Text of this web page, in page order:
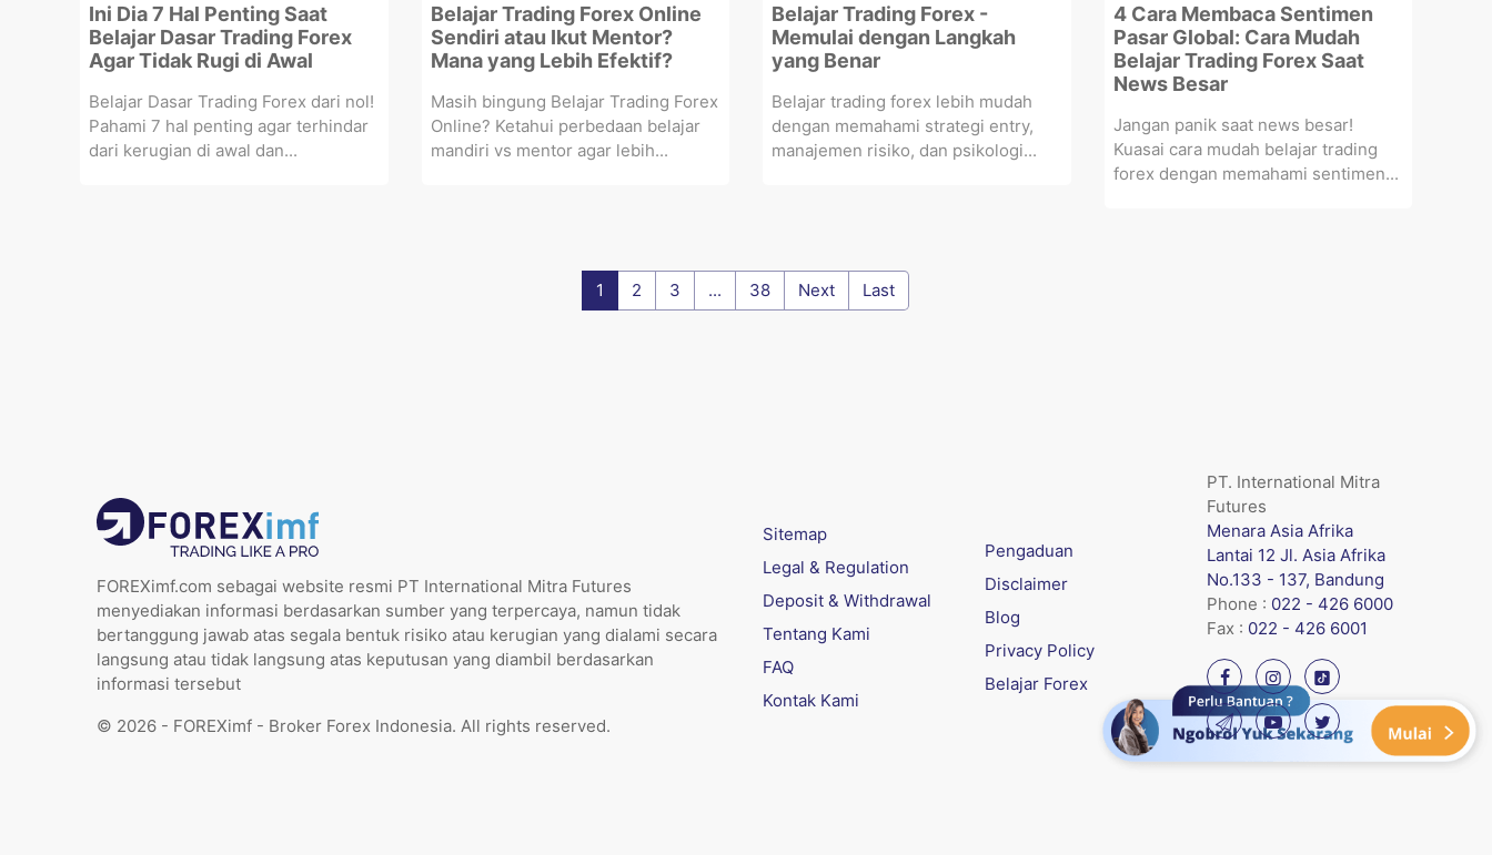
Ini Dia 7 Hal Penting Saat
Belajar Dasar Trading Forex
Agar Tidak Rugi di Awal
Belajar Dasar Trading Forex dari nol!
Pahami 7 hal penting agar terhindar
dari kerugian di awal dan...
Belajar Trading Forex Online
Sendiri atau Ikut Mentor?
Mana yang Lebih Efektif?
Masih bingung Belajar Trading Forex
Online? Ketahui perbedaan belajar
mandiri vs mentor agar lebih...
Belajar Trading Forex -
Memulai dengan Langkah
yang Benar
Belajar trading forex lebih mudah
dengan memahami strategi entry,
manajemen risiko, dan psikologi...
4 Cara Membaca Sentimen
Pasar Global: Cara Mudah
Belajar Trading Forex Saat
News Besar
Jangan panik saat news besar!
Kuasai cara mudah belajar trading
forex dengan memahami sentimen...
1 2 3 ... 38 Next Last
FOREXimf.com sebagai website resmi PT International Mitra Futures
menyediakan informasi berdasarkan sumber yang terpercaya, namun tidak
bertanggung jawab atas segala bentuk risiko atau kerugian yang dialami secara
langsung atau tidak langsung atas keputusan yang diambil berdasarkan
informasi tersebut
© 2026 - FOREXimf - Broker Forex Indonesia. All rights reserved.
Sitemap
Legal & Regulation
Deposit & Withdrawal
Tentang Kami
FAQ
Kontak Kami
Pengaduan
Disclaimer
Blog
Privacy Policy
Belajar Forex
PT. International Mitra
Futures
Menara Asia Afrika
Lantai 12 Jl. Asia Afrika
No.133 - 137, Bandung
Phone : 022 - 426 6000
Fax : 022 - 426 6001